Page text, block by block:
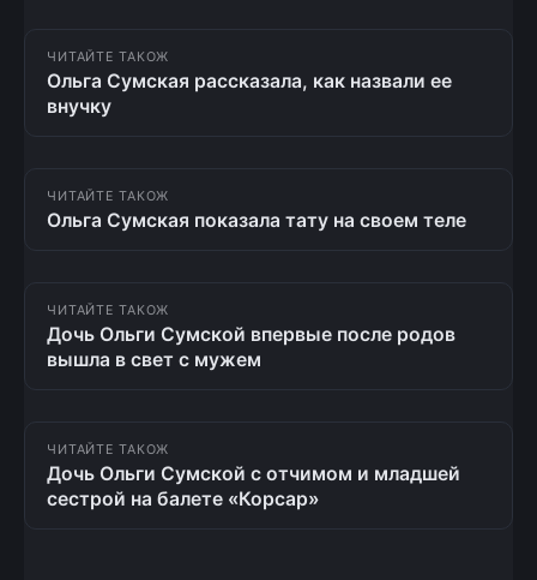
ЧИТАЙТЕ ТАКОЖ
Ольга Сумская рассказала, как назвали ее
внучку
ЧИТАЙТЕ ТАКОЖ
Ольга Сумская показала тату на своем теле
ЧИТАЙТЕ ТАКОЖ
Дочь Ольги Сумской впервые после родов
вышла в свет с мужем
ЧИТАЙТЕ ТАКОЖ
Дочь Ольги Сумской с отчимом и младшей
сестрой на балете «Корсар»